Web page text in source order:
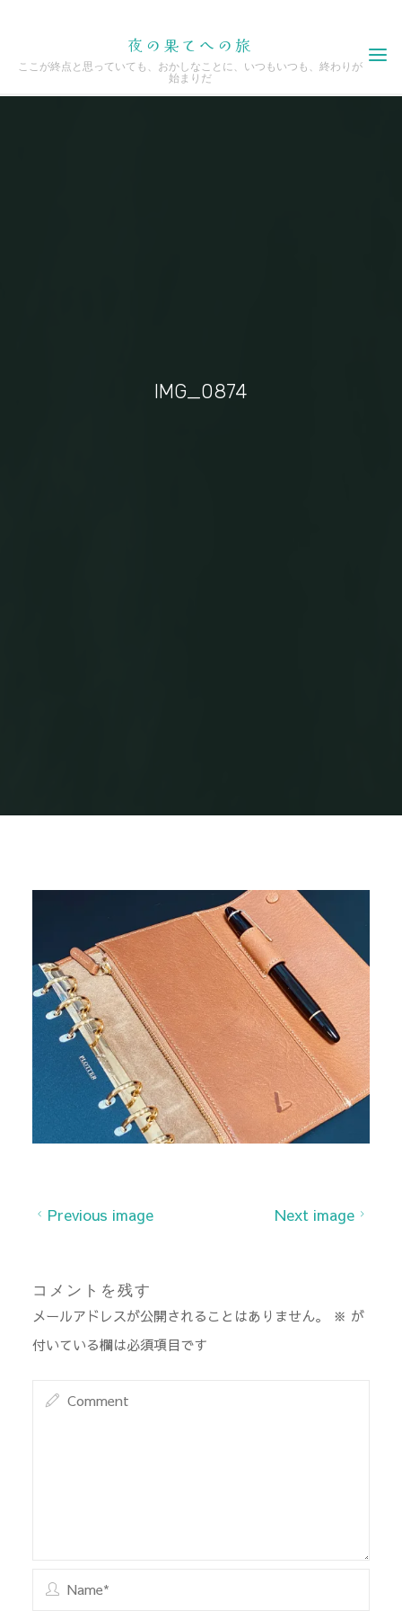
content
夜の果てへの旅
ここが終点と思っていても、おかしなことに、いつもいつも、終わりが
始まりだ
IMG_0874
Previous image Next image
コメントを残す
メールアドレスが公開されることはありません。 ※ が
付いている欄は必須項目です